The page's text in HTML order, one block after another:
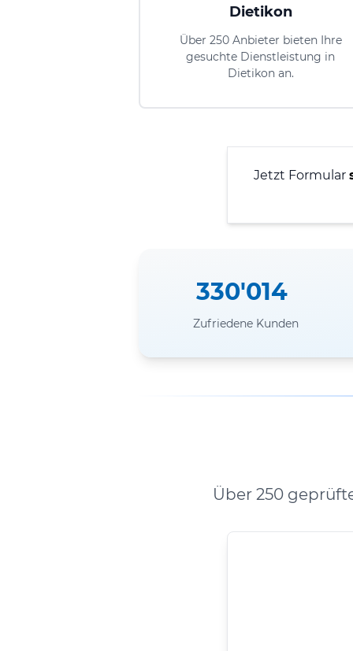
Dietikon
Über 250 Anbieter bieten Ihre
gesuchte Dienstleistung in
Dietikon an.
Jetzt Formular
330'014
Zufriedene Kunden
Über 250